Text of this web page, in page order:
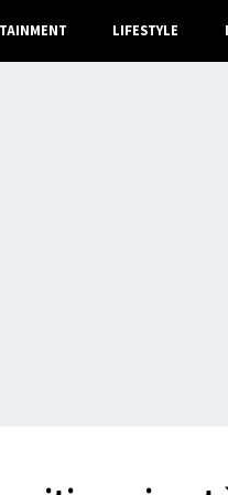
LIFESTYLE